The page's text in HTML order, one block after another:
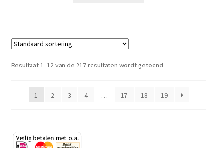
Resultaat 1–12 van de 217 resultaten wordt getoond
1 2 3 4 … 17 18 19